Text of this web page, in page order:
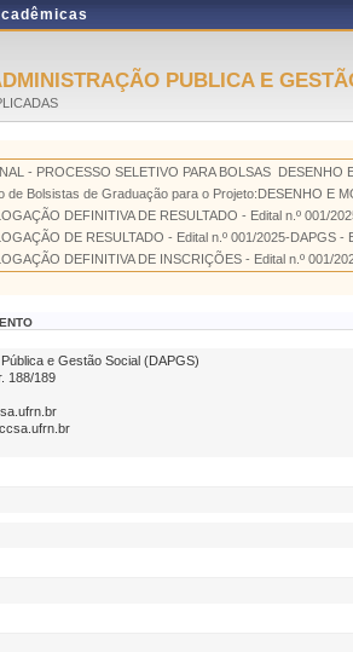
PUBLICA E
- PROCESSO SELETIVO PARA BOLSAS  DESENHO
de Bolsistas de Graduação para o Projeto:DESENHO E
DEFINITIVA DE RESULTADO - Edital n.º 001/
DE RESULTADO - Edital n.º 001/2025-DAPGS -
DEFINITIVA DE INSCRIÇÕES - Edital n.º 001/
e Gestão Social (DAPGS)
188/189